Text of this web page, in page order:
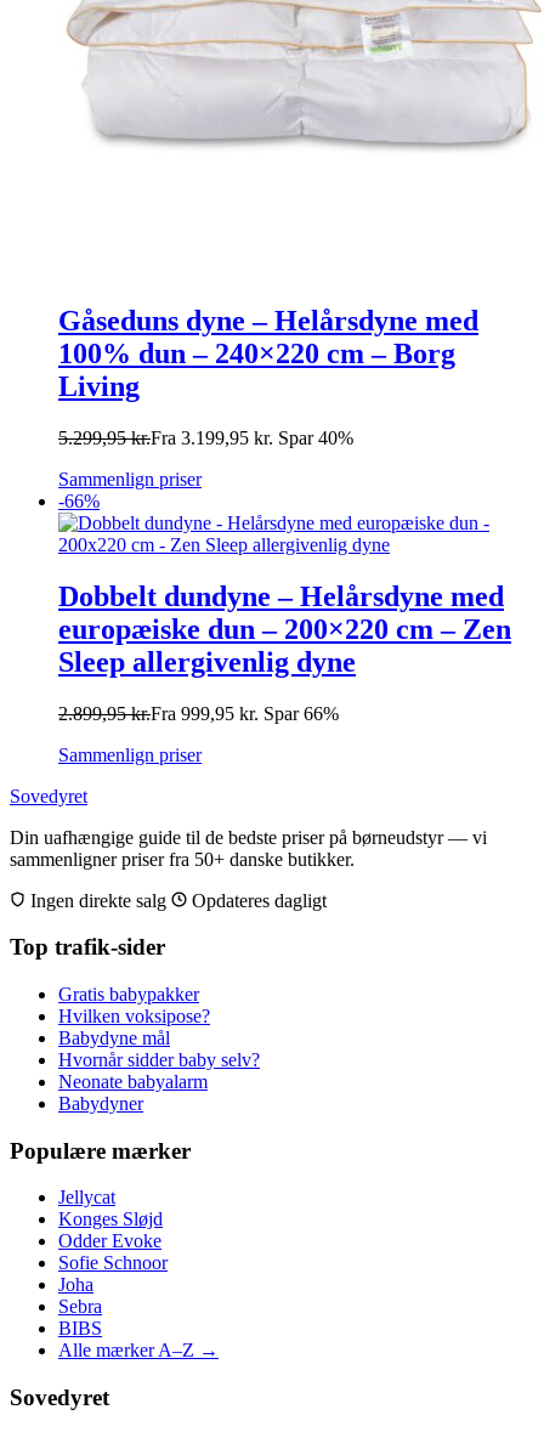
Gåseduns dyne – Helårsdyne med
100% dun – 240×220 cm – Borg
Living
5.299,95kr.Fra 3.199,95 kr. Spar 40%
Sammenlign priser
-66%
Dobbelt dundyne – Helårsdyne med
europæiske dun – 200×220 cm – Zen
Sleep allergivenlig dyne
2.899,95kr.Fra 999,95 kr. Spar 66%
Sammenlign priser
Sovedyret
Din uafhængige guide til de bedste priser på børneudstyr — vi
sammenligner priser fra 50+ danske butikker.
Ingen direkte salg
Opdateres dagligt
Top trafik-sider
Gratis babypakker
Hvilken voksipose?
Babydyne mål
Hvornår sidder baby selv?
Neonate babyalarm
Babydyner
Populære mærker
Jellycat
Konges Sløjd
Odder Evoke
Sofie Schnoor
Joha
Sebra
BIBS
Alle mærker A–Z →
Sovedyret